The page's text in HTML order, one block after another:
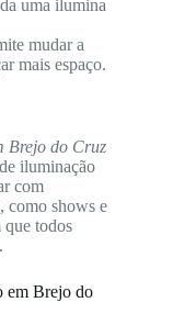
uma ilumina
mudar a
mais espaço.
Brejo do Cruz
iluminação
com
como shows e
que todos
em Brejo do